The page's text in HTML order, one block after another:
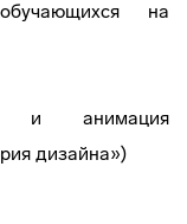
на
и анимация
дизайна»)